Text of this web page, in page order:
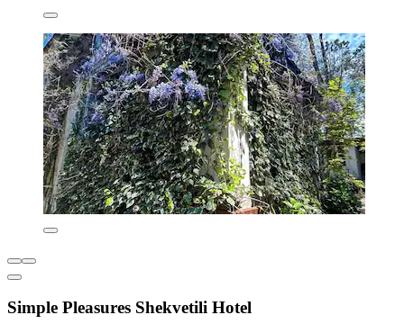
Simple Pleasures Shekvetili Hotel